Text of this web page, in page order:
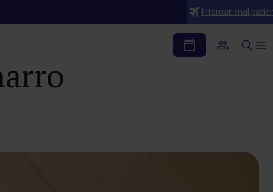
International
Sanitario visitan